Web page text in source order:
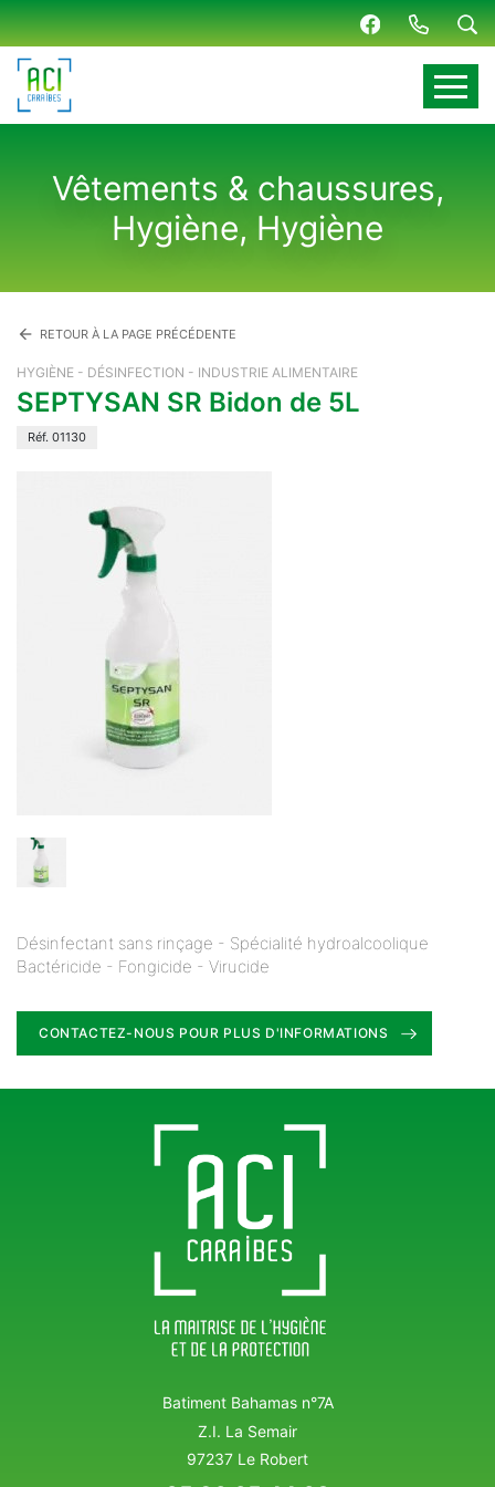
Vêtements & chaussures,
Hygiène, Hygiène
arrow_back RETOUR À LA PAGE PRÉCÉDENTE
HYGIÈNE - DÉSINFECTION - INDUSTRIE ALIMENTAIRE
SEPTYSAN SR Bidon de 5L
Réf. 01130
Désinfectant sans rinçage - Spécialité hydroalcoolique
Bactéricide - Fongicide - Virucide
CONTACTEZ-NOUS POUR PLUS D'INFORMATIONS
Batiment Bahamas n°7A
Z.I. La Semair
97237 Le Robert
Panneau de gestion des cookies